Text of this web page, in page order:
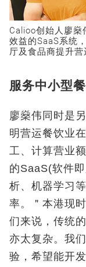
Calioo创始人廖燊
效益的SaaS系统
厅及食品商提升营
服务中小型
廖燊伟同时是
明营运餐饮业
工、计算营业
的SaaS(软件
析、机器学习
率。＂本港现
们来说，传统
亦太复杂。我
验，希望能开